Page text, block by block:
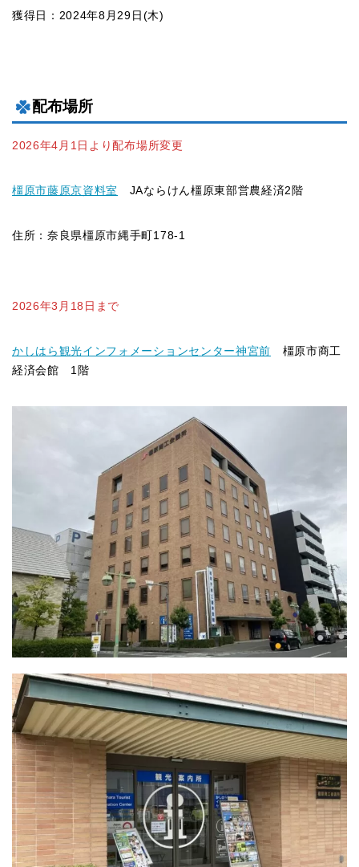
獲得日：2024年8月29日(木)
配布場所
2026年4月1日より配布場所変更
橿原市藤原京資料室 JAならけん橿原東部営農経済2階
住所：奈良県橿原市縄手町178-1
2026年3月18日まで
かしはら観光インフォメーションセンター神宮前 橿原市商工
経済会館 1階